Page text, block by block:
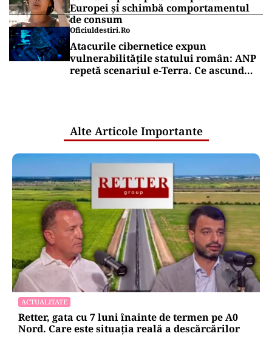
Europei și schimbă comportamentul
de consum
Oficiuldestiri.ro
Atacurile cibernetice expun
vulnerabilitățile statului român: ANP
repetă scenariul e‑Terra. Ce ascund
Alte Articole Importante
ACTUALITATE
Retter, gata cu 7 luni înainte de termen pe A0
Nord. Care este situația reală a descărcărilor